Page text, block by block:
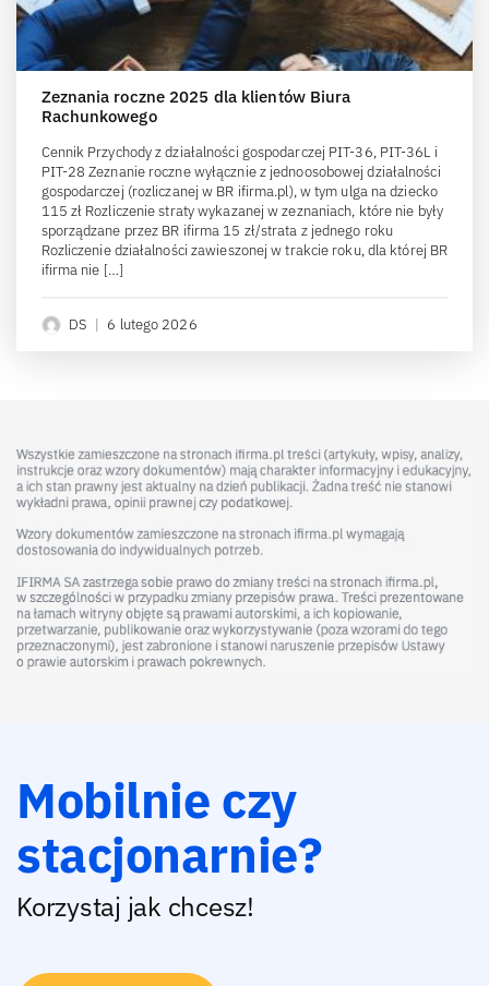
Zeznania roczne 2025 dla klientów Biura
Rachunkowego
Cennik Przychody z działalności gospodarczej PIT-36, PIT-36L i
PIT-28 Zeznanie roczne wyłącznie z jednoosobowej działalności
gospodarczej (rozliczanej w BR ifirma.pl), w tym ulga na dziecko
115 zł Rozliczenie straty wykazanej w zeznaniach, które nie były
sporządzane przez BR ifirma 15 zł/strata z jednego roku
Rozliczenie działalności zawieszonej w trakcie roku, dla której BR
ifirma nie […]
DS | 6 lutego 2026
Mobilnie czy
stacjonarnie?
Korzystaj jak chcesz!